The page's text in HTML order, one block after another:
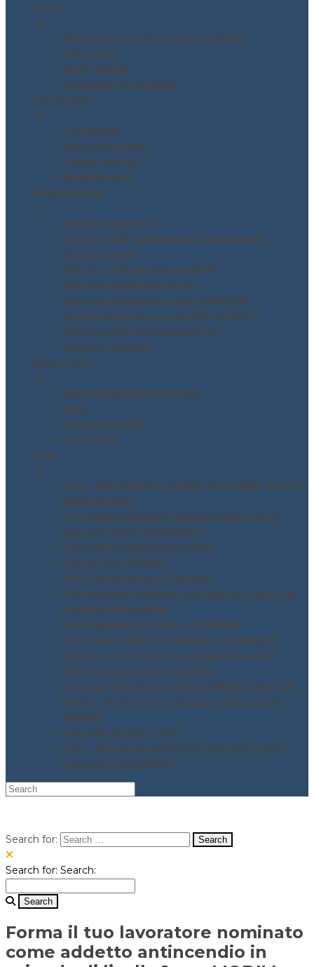
Corsi
▼
Piattaforma corsi e-learning MODI
Lista corsi
SHOP CORSI
Condizioni di vendita
Contattaci
▼
Contattaci
Invio documenti
Lavora con noi
Questionario
Questionario
▼
Settore generico
Settore edili / impiantisti / costruzioni
Settore legno
Settore officine meccaniche
Settore metalmeccanico
Settore Ristorazione e produzione,
somministrazione e vendita Alimenti
Settore saloni di acconciatori
Settore trasporti
Blog e Info
▼
Approfondimenti in breve
Blog
Documenti utili
Fonti Blog
FAQ
▼
FAQ – DATORE DI LAVORO ACCORDO STATO
REGIONI 2025
FAQ Aggiornamento Antincendio nuovo
Decreto DM 01-02/09/2021
FAQ campi elettromagnetici
FAQ D.Lgs 231/2001
FAQ Formazione a Distanza
FAQ Movimentazione manuale dei carichi e
movimenti ripetitivi
FAQ Radiazioni Ottiche Artificiali
FAQ TESTO UNICO 81/2028 in materia di
Salute e Sicurezza nei Luoghi di Lavoro
FAQ Stress Lavoro Correlato
FAQ SISTEMI DI GESTIONE AMBIENTALE UNI
EN ISO 14001 TUTTO QUELLO CHE C’È DA
SAPERE
FAQ UNI EN ISO 37001
FAQ – Valutazione Rischio incendio nuovo
Decreto DM 03/06/21
Search for:
Search for: Search:
Forma il tuo lavoratore nominato
come addetto antincendio in